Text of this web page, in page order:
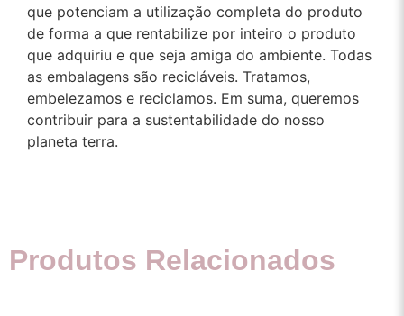
que potenciam a utilização completa do produto
de forma a que rentabilize por inteiro o produto
que adquiriu e que seja amiga do ambiente. Todas
as embalagens são recicláveis. Tratamos,
embelezamos e reciclamos. Em suma, queremos
contribuir para a sustentabilidade do nosso
planeta terra.
Produtos Relacionados